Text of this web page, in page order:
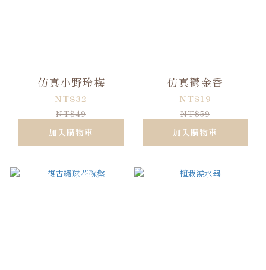
仿真小野玲梅
NT$32
NT$49
加入購物車
仿真鬱金香
NT$19
NT$59
加入購物車